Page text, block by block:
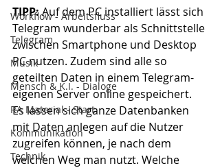
Workflow - Arbeitsfluss
Telegram
Musik
Mensch & K.I. - Dialoge
RA Material - Start
Kommunikation
Technik
TIPP: Auf dem PC installiert lässt sich
Telegram wunderbar als Schnittstelle
zwischen Smartphone und Desktop
PC nutzen. Zudem sind alle so
geteilten Daten in einem Telegram-
eigenen Server online gespeichert.
Es lassen sich ganze Datenbanken
mit Daten anlegen auf die Nutzer
zugreifen können, je nach dem
welchen Weg man nutzt. Welche